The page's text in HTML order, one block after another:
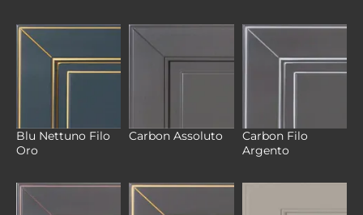
Blu Nettuno Filo
Oro
Carbon Assoluto
Carbon Filo
Argento